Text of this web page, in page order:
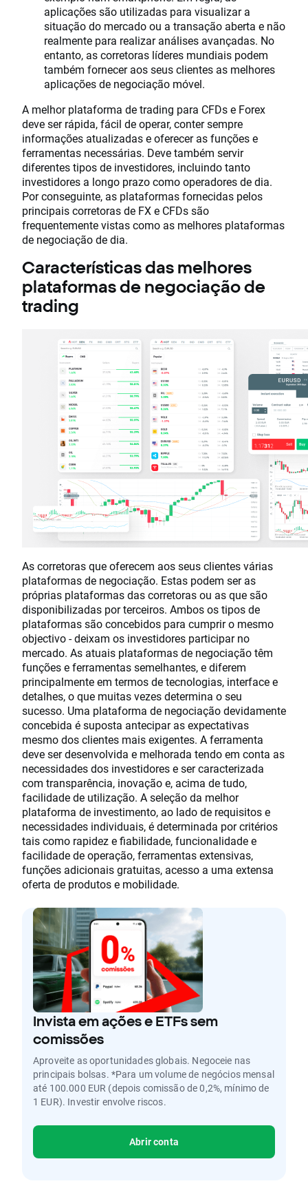
aplicações são utilizadas para visualizar a
situação do mercado ou a transação aberta e não
realmente para realizar análises avançadas. No
entanto, as corretoras líderes mundiais podem
também fornecer aos seus clientes as melhores
aplicações de negociação móvel.
A melhor plataforma de trading para CFDs e Forex
deve ser rápida, fácil de operar, conter sempre
informações atualizadas e oferecer as funções e
ferramentas necessárias. Deve também servir
diferentes tipos de investidores, incluindo tanto
investidores a longo prazo como operadores de dia.
Por conseguinte, as plataformas fornecidas pelos
principais corretoras de FX e CFDs são
frequentemente vistas como as melhores plataformas
de negociação de dia.
Características das melhores
plataformas de negociação de
trading
As corretoras que oferecem aos seus clientes várias
plataformas de negociação. Estas podem ser as
próprias plataformas das corretoras ou as que são
disponibilizadas por terceiros. Ambos os tipos de
plataformas são concebidos para cumprir o mesmo
objectivo - deixam os investidores participar no
mercado. As atuais plataformas de negociação têm
funções e ferramentas semelhantes, e diferem
principalmente em termos de tecnologias, interface e
detalhes, o que muitas vezes determina o seu
sucesso. Uma plataforma de negociação devidamente
concebida é suposta antecipar as expectativas
mesmo dos clientes mais exigentes. A ferramenta
deve ser desenvolvida e melhorada tendo em conta as
necessidades dos investidores e ser caracterizada
com transparência, inovação e, acima de tudo,
facilidade de utilização. A seleção da melhor
plataforma de investimento, ao lado de requisitos e
necessidades individuais, é determinada por critérios
tais como rapidez e fiabilidade, funcionalidade e
facilidade de operação, ferramentas extensivas,
funções adicionais gratuitas, acesso a uma extensa
oferta de produtos e mobilidade.
Invista em ações e ETFs sem
comissões
Aproveite as oportunidades globais. Negoceie nas
principais bolsas. *Para um volume de negócios mensal
até 100.000 EUR (depois comissão de 0,2%, mínimo de
1 EUR). Investir envolve riscos.
Abrir conta